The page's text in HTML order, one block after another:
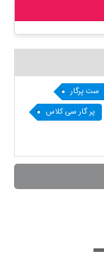
ست پرگار
پر گار سی کلاس